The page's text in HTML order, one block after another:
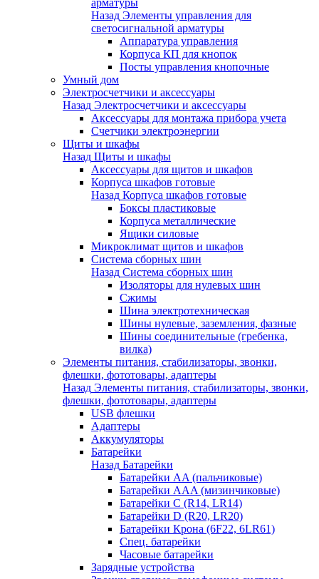
арматуры
Назад Элементы управления для
светосигнальной арматуры
Аппаратура управления
Корпуса КП для кнопок
Посты управления кнопочные
Умный дом
Электросчетчики и аксессуары
Назад Электросчетчики и аксессуары
Аксессуары для монтажа прибора учета
Счетчики электроэнергии
Щиты и шкафы
Назад Щиты и шкафы
Аксессуары для щитов и шкафов
Корпуса шкафов готовые
Назад Корпуса шкафов готовые
Боксы пластиковые
Корпуса металлические
Ящики силовые
Микроклимат щитов и шкафов
Система сборных шин
Назад Система сборных шин
Изоляторы для нулевых шин
Сжимы
Шина электротехническая
Шины нулевые, заземления, фазные
Шины соединительные (гребенка,
вилка)
Элементы питания, стабилизаторы, звонки,
флешки, фототовары, адаптеры
Назад Элементы питания, стабилизаторы, звонки,
флешки, фототовары, адаптеры
USB флешки
Адаптеры
Аккумуляторы
Батарейки
Назад Батарейки
Батарейки AA (пальчиковые)
Батарейки AAA (мизинчиковые)
Батарейки C (R14, LR14)
Батарейки D (R20, LR20)
Батарейки Крона (6F22, 6LR61)
Спец. батарейки
Часовые батарейки
Зарядные устройства